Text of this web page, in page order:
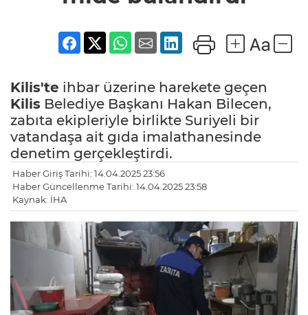
Kilis'te ihbar üzerine harekete geçen
Kilis Belediye Başkanı Hakan Bilecen,
zabıta ekipleriyle birlikte Suriyeli bir
vatandaşa ait gıda imalathanesinde
denetim gerçekleştirdi.
Haber Giriş Tarihi: 14.04.2025 23:56
Haber Güncellenme Tarihi: 14.04.2025 23:58
Kaynak: İHA